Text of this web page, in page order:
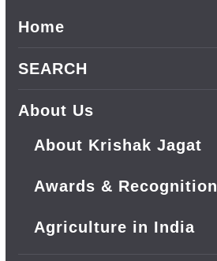
Home
SEARCH
About Us
About Krishak Jagat
Awards & Recognition
Agriculture in India